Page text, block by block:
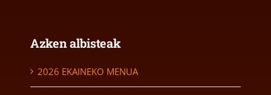
Azken albisteak
2026 EKAINEKO MENUA